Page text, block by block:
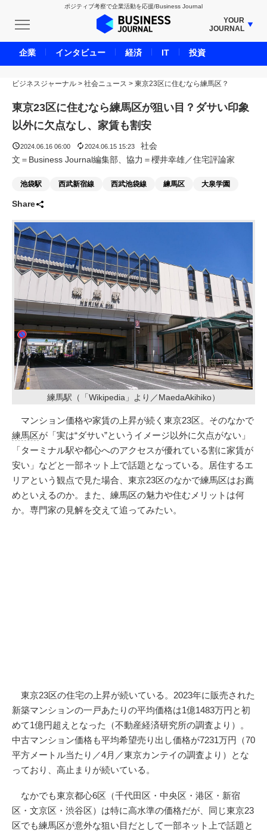
ポジティブ考察で企業活動を応援/Business Journal
YOUR
JOURNAL
BUSINESS JOURNAL
UNICORN JOURNAL
CARBON CREDITS JOURNAL
IVS JOURNAL
ENERGY MANAGEMENT JOURNAL
LIFE ENDING JOURNAL
ADOPTABLE DOG JOURNAL
ビジネスジャーナル > 社会ニュース > 東京23区に住むなら練馬区？
東京23区に住むなら練馬区が狙い目？ダサい印象
以外に欠点なし、家賃も割安
2024.06.16 06:00 2024.06.15 15:23
社会
文＝Business Journal編集部、協力＝櫻井幸雄／住宅評論家
池袋駅 西武新宿線 西武池袋線 練馬区 大泉学園
Share
練馬駅（「Wikipedia」より／MaedaAkihiko）
マンション価格や家賃の上昇が続く東京23区。そのなかで
練馬区が「実は“ダサい”というイメージ以外に欠点がない」
「ターミナル駅や都心へのアクセスが優れている割に家賃が
安い」などと一部ネット上で話題となっている。居住するエ
リアという観点で見た場合、東京23区のなかで練馬区はお薦
めといえるのか。また、練馬区の魅力や住むメリットは何
か。専門家の見解を交えて追ってみたい。
東京23区の住宅の上昇が続いている。2023年に販売された
新築マンションの一戸あたりの平均価格は1億1483万円と初
めて1億円超えとなった（不動産経済研究所の調査より）。
中古マンション価格も平均希望売り出し価格が7231万円（70
平方メートル当たり／4月／東京カンテイの調査より）とな
っており、高止まりが続いている。
なかでも東京都心6区（千代田区・中央区・港区・新宿
区・文京区・渋谷区）は特に高水準の価格だが、同じ東京23
区でも練馬区が意外な狙い目だとして一部ネット上で話題と
企業 インタビュー 経済 IT 投資